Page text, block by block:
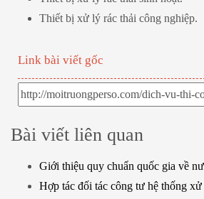
Thiết bị xử lý rác thải công nghiệp.
Link bài viết gốc
Bài viết liên quan
Giới thiệu quy chuẩn quốc gia về
Hợp tác đối tác công tư hệ thống